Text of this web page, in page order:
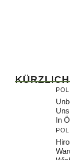
KÜRZLICH
In